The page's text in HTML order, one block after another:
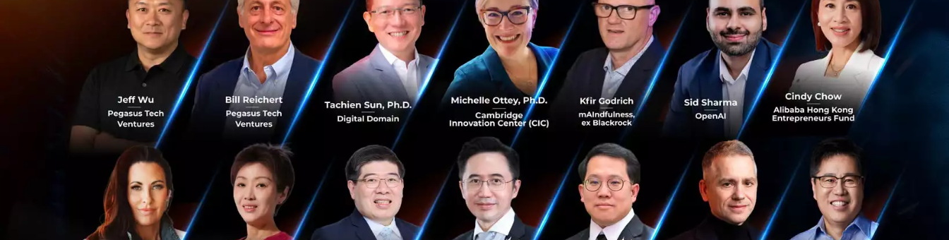
Telegram แอปแชทที่ระดมทุน ICO มูลค่าสูงสุดในโลก
กับเป้าหมายที่เป็นมากกว่าบริการส่งข้อความ
ทำความรู้จักกับ Telegram ในอีกแง่มุมที่ไม่ได้เป็นเพียงแอปพลิ
เคชั่นในการบริการส่งข้อความที่มุ่งเน้นความปลอดภัยของผู้ใช้
เท่านั้น แต่จริง ๆ ยังมีการพัฒนาด้านอื่น ๆ เพื่อการแข่งขันในอ...
ตุลาคม 19, 2020| By
Techsauce Team
0
ico blockchain
4 Application จำเป็นที่แนะนำให้มีติดมือถือ
การมีมือถือไว้ใช้งานในสมัยนี้ สิ่งที่ขาดไปไม่ได้เลย นั่นก็คือ
แอพฯ ที่ต้องมีไว้ใช้งานติดเครื่องเอาไว้อยู่ตลอดเวลา ซึ่ง